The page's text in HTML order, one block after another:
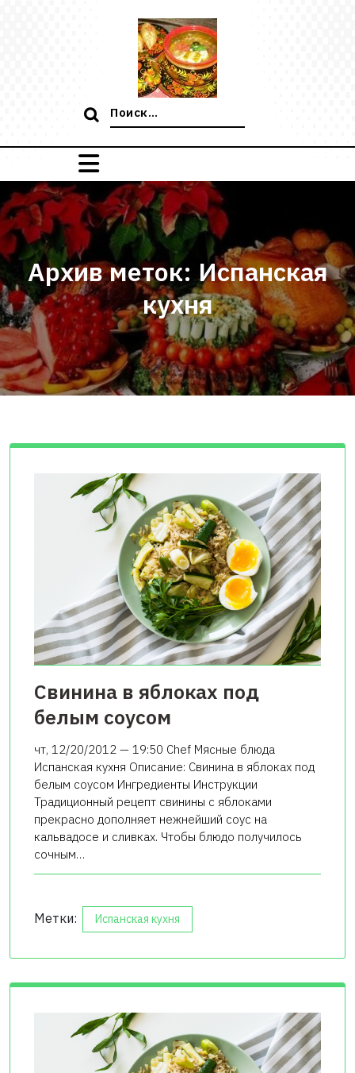
Поиск:
Архив меток: Испанская
кухня
Свинина в яблоках под
белым соусом
чт, 12/20/2012 — 19:50 Chef Мясные блюда
Испанская кухня Описание: Свинина в яблоках под
белым соусом Ингредиенты Инструкции
Традиционный рецепт свинины с яблоками
прекрасно дополняет нежнейший соус на
кальвадосе и сливках. Чтобы блюдо получилось
сочным…
Метки: Испанская кухня